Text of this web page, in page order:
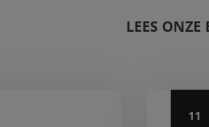
LEES ONZE
11